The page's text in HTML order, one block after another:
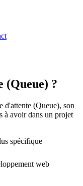
(Queue) ?
(Queue), son
à avoir dans un projet
spécifique
web